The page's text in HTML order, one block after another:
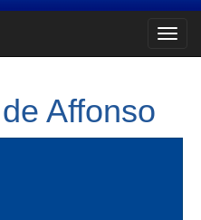
Affonso